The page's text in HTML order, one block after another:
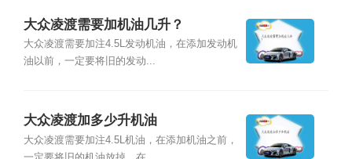
大众凌渡需要加机油几升？
大众凌渡需要加注4.5L发动机油，在添加发动机
油以前，一定要将旧的发动...
大众凌渡加多少升机油
大众凌渡需要加注4.5L机油，在添加机油之前，